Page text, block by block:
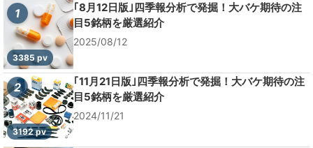
1
3385 pv
｢8月12日版｣四季報分析で発掘！大バケ期待の注
目5銘柄を厳選紹介
2025/08/12
2
3192 pv
｢11月21日版｣四季報分析で発掘！大バケ期待の注
目5銘柄を厳選紹介
2024/11/21